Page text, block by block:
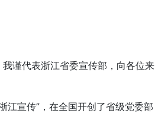
谨代表浙江省委宣传部，向各位来
江宣传”，在全国开创了省级党委部